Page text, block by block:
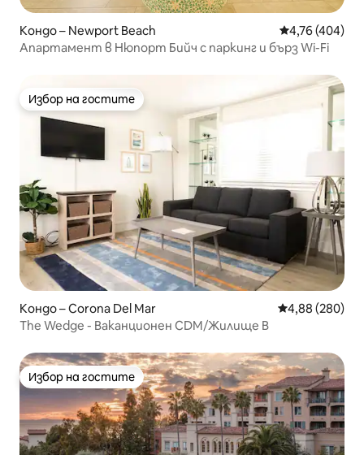
Кондо – Newport Beach Средна
4,76 (404)
Апартамент в Нюпорт Бийч с паркинг и бърз Wi-Fi
Избор на гостите
Избор на гостите
Кондо – Corona Del Mar Средна
4,88 (280)
The Wedge - Ваканционен CDM/Жилище B
Избор на гостите
Избор на гостите